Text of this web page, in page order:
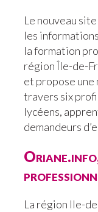
Le nouveau site
les
la formation
région Île-de-
et propose une
travers six
lycéens,
demandeurs
La région Ile-